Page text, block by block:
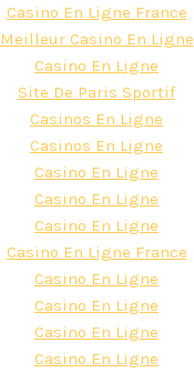
Casino En Ligne France
Meilleur Casino En Ligne
Casino En Ligne
Site De Paris Sportif
Casinos En Ligne
Casinos En Ligne
Casino En Ligne
Casino En Ligne
Casino En Ligne
Casino En Ligne France
Casino En Ligne
Casino En Ligne
Casino En Ligne
Casino En Ligne